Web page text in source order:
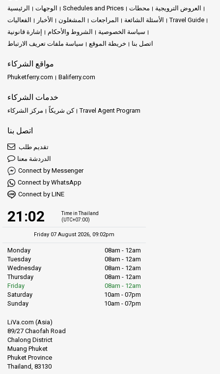
الرئيسية الوجهات Schedules and Prices محطات
العروض الترويجية
الفعاليات
الأخبار المشغلون المراجعات الأسئلة الشائعة
Travel Guide
إشارة قانونية
الشروط والأحكام
سياسة الخصوصية
سياسة ملفات تعريف الارتباط
خريطة الموقع اتصل بنا
مواقع الشركاء
Phuketferry.com Baliferry.com
خدمات الشركاء
مركز الشركاء كن شريكاً Travel Agent Program
اتصل بنا
تقديم طلب
الدردشة معنا
Connect by Messenger
Connect by WhatsApp
Connect by LINE
21:02
Time in Thailand
(UTC+07:00)
Friday 07 August 2026, 09:02pm
Monday
08am - 12am
Tuesday
08am - 12am
Wednesday
08am - 12am
Thursday
08am - 12am
Friday
08am - 12am
Saturday
10am - 07pm
Sunday
10am - 07pm
LiVa.com (Asia)
89/27 Chaofah Road
Chalong District
Muang Phuket
Phuket Province
Thailand, 83130